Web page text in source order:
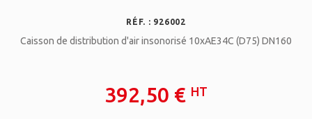
RÉF. : 926002
Caisson de distribution d'air insonorisé 10xAE34C (D75) DN160
392,50 € HT